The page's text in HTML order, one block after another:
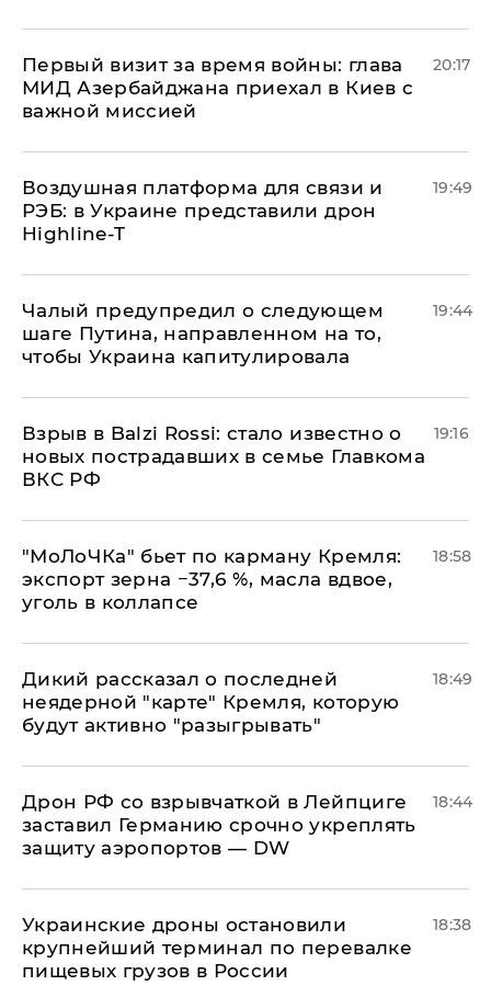
Первый визит за время войны: глава
МИД Азербайджана приехал в Киев с
важной миссией
20:17
Воздушная платформа для связи и
РЭБ: в Украине представили дрон
Highline-T
19:49
Чалый предупредил о следующем
шаге Путина, направленном на то,
чтобы Украина капитулировала
19:44
Взрыв в Balzi Rossi: стало известно о
новых пострадавших в семье Главкома
ВКС РФ
19:16
​"МоЛоЧКа" бьет по карману Кремля:
экспорт зерна −37,6 %, масла вдвое,
уголь в коллапсе
18:58
Дикий рассказал о последней
неядерной "карте" Кремля, которую
будут активно "разыгрывать"
18:49
​Дрон РФ со взрывчаткой в Лейпциге
заставил Германию срочно укреплять
защиту аэропортов — DW
18:44
Украинские дроны остановили
крупнейший терминал по перевалке
пищевых грузов в России
18:38